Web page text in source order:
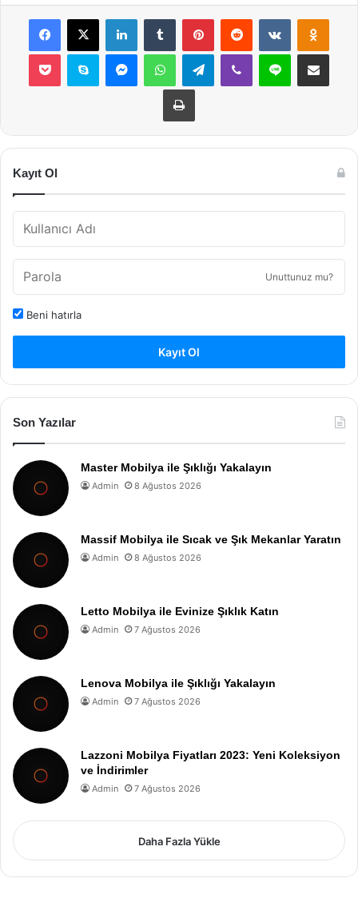
Facebook
X LinkedInTumblr PinterestReddit VKontakte
Pocket Skype MessengerWhatsAppTelegramViber Line E-Posta ile
Yazdır
Kayıt Ol
Unuttunuz mu?
Beni hatırla
Kayıt Ol
Son Yazılar
Master Mobilya ile Şıklığı Yakalayın
Admin 8 Ağustos 2026
Massif Mobilya ile Sıcak ve Şık Mekanlar Yaratın
Admin 8 Ağustos 2026
Letto Mobilya ile Evinize Şıklık Katın
Admin 7 Ağustos 2026
Lenova Mobilya ile Şıklığı Yakalayın
Admin 7 Ağustos 2026
Lazzoni Mobilya Fiyatları 2023: Yeni Koleksiyon
ve İndirimler
Admin 7 Ağustos 2026
Daha Fazla Yükle